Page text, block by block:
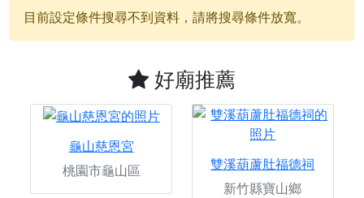
目前設定條件搜尋不到資料，請將搜尋條件放寬。
好廟推薦
龜山慈恩宮
桃園市龜山區
雙溪葫蘆肚福德祠
新竹縣寶山鄉